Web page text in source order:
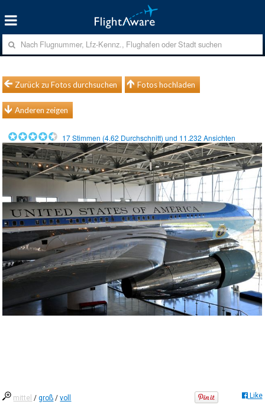
Zurück zu Fotos durchsuchen Fotos hochladen
Anderen zeigen
17Stimmen (4.62 Durchschnitt) und 11.232 Ansichten
mittel /groß /voll Like